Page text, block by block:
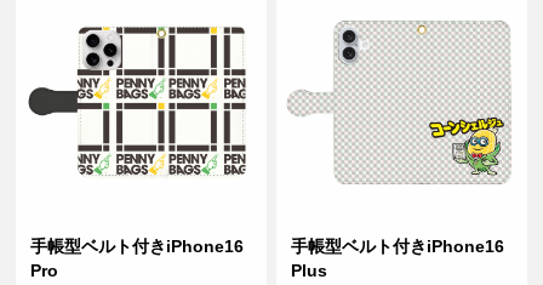
手帳型ベルト付きiPhone16
Pro
手帳型ベルト付きiPhone16
Plus